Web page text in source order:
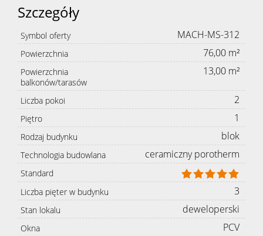
Szczegóły
Symbol oferty MACH-MS-312
Powierzchnia 76,00 m²
Powierzchnia
balkonów/tarasów
13,00 m²
Liczba pokoi 2
Piętro 1
Rodzaj budynku blok
Technologia budowlana ceramiczny porotherm
Standard
Liczba pięter w budynku
3
Stan lokalu deweloperski
Okna PCV